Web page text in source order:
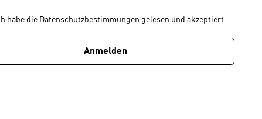
habe die Datenschutzbestimmungen gelesen und akzeptiert.
Anmelden